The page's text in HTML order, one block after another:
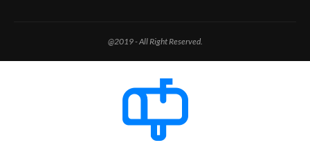
@2019 - All Right Reserved.